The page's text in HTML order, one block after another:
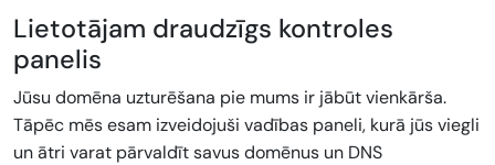
Lietotājam draudzīgs kontroles
panelis
Jūsu domēna uzturēšana pie mums ir jābūt vienkārša.
Tāpēc mēs esam izveidojuši vadības paneli, kurā jūs viegli
un ātri varat pārvaldīt savus domēnus un DNS